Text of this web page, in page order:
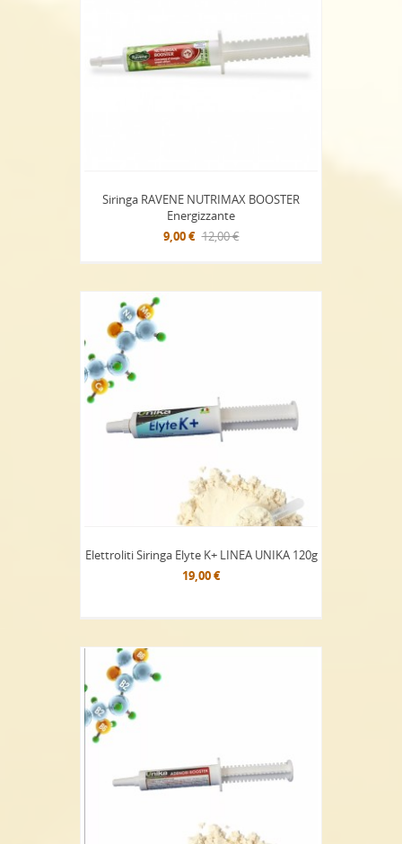
Siringa RAVENE NUTRIMAX BOOSTER
Energizzante
9,00 € 12,00 €
Elettroliti Siringa Elyte K+ LINEA UNIKA 120g
19,00 €